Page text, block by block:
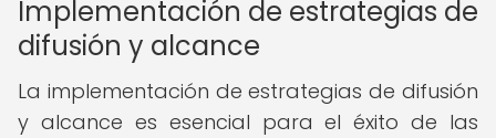
Implementación de estrategias de
difusión y alcance
La implementación de estrategias de difusión
y alcance es esencial para el éxito de las